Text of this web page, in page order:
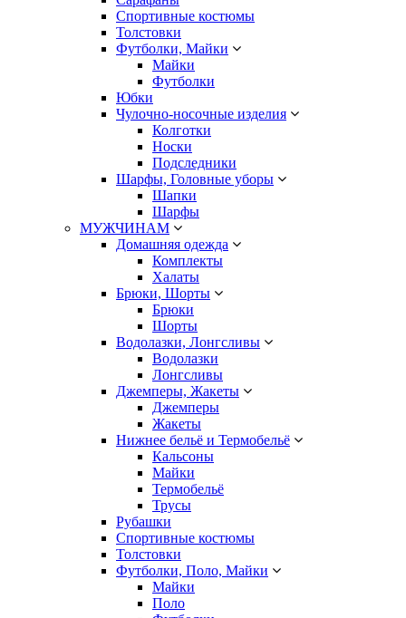
Спортивные костюмы
Толстовки
Футболки, Майки
Майки
Футболки
Юбки
Чулочно-носочные изделия
Колготки
Носки
Подследники
Шарфы, Головные уборы
Шапки
Шарфы
МУЖЧИНАМ
Домашняя одежда
Комплекты
Халаты
Брюки, Шорты
Брюки
Шорты
Водолазки, Лонгсливы
Водолазки
Лонгсливы
Джемперы, Жакеты
Джемперы
Жакеты
Нижнее бельё и Термобельё
Кальсоны
Майки
Термобельё
Трусы
Рубашки
Спортивные костюмы
Толстовки
Футболки, Поло, Майки
Майки
Поло